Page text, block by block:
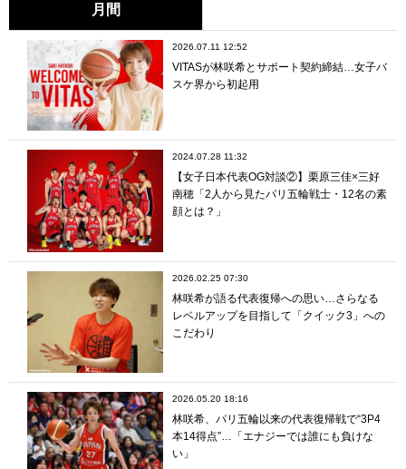
月間
2026.07.11 12:52
VITASが林咲希とサポート契約締結…女子バ
スケ界から初起用
2024.07.28 11:32
【女子日本代表OG対談②】栗原三佳×三好
南穂「2人から見たパリ五輪戦士・12名の素
顔とは？」
2026.02.25 07:30
林咲希が語る代表復帰への思い…さらなる
レベルアップを目指して「クイック3」への
こだわり
2026.05.20 18:16
林咲希、パリ五輪以来の代表復帰戦で“3P4
本14得点”…「エナジーでは誰にも負けな
い」